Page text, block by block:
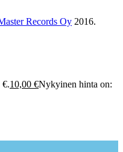
Records Oy 2016.
€.10,00 €Nykyinen hinta on: